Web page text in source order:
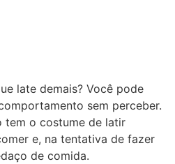
late demais? Você pode
sem perceber.
tem o costume de latir
e, na tentativa de fazer
de comida.